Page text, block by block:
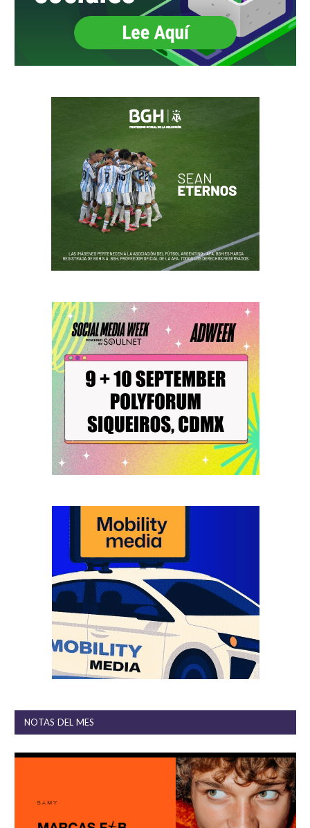
NOTAS DEL MES